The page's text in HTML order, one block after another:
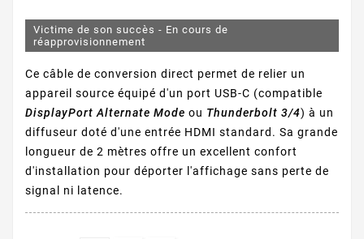
Victime de son succès - En cours de
réapprovisionnement
Ce câble de conversion direct permet de relier un
appareil source équipé d'un port USB-C (compatible
DisplayPort Alternate Mode ou Thunderbolt 3/4) à un
diffuseur doté d'une entrée HDMI standard. Sa grande
longueur de 2 mètres offre un excellent confort
d'installation pour déporter l'affichage sans perte de
signal ni latence.